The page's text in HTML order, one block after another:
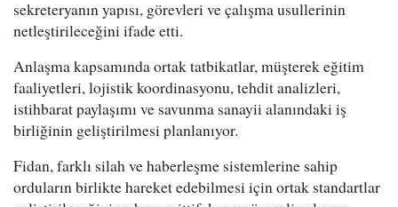
sekreteryanın yapısı, görevleri ve çalışma usullerinin
netleştirileceğini ifade etti.
Anlaşma kapsamında ortak tatbikatlar, müşterek eğitim
faaliyetleri, lojistik koordinasyonu, tehdit analizleri,
istihbarat paylaşımı ve savunma sanayii alanındaki iş
birliğinin geliştirilmesi planlanıyor.
Fidan, farklı silah ve haberleşme sistemlerine sahip
orduların birlikte hareket edebilmesi için ortak standartlar